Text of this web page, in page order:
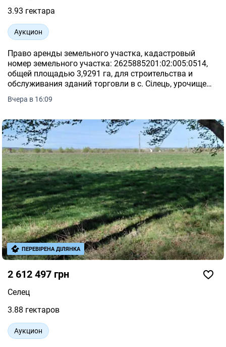
3.93 гектара
Аукцион
Право аренды земельного участка, кадастровый
номер земельного участка: 2625885201:02:005:0514,
общей площадью 3,9291 га, для строительства и
обслуживания зданий торговли в с. Сілець, урочище
Франковского района, Ивано-Франковской области.
Вчера в 16:09
2 612 497 грн
Селец
3.88 гектаров
Аукцион
ПЕРЕВІРЕНА ДІЛЯНКА